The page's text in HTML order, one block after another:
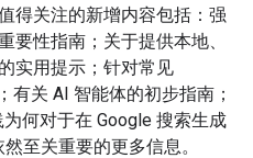
得关注的新增内容包括：强
要性指南；关于提供本地、
实用提示；针对常见
有关 AI 智能体的初步指南；
何对于在 Google 搜索生成
至关重要的更多信息。